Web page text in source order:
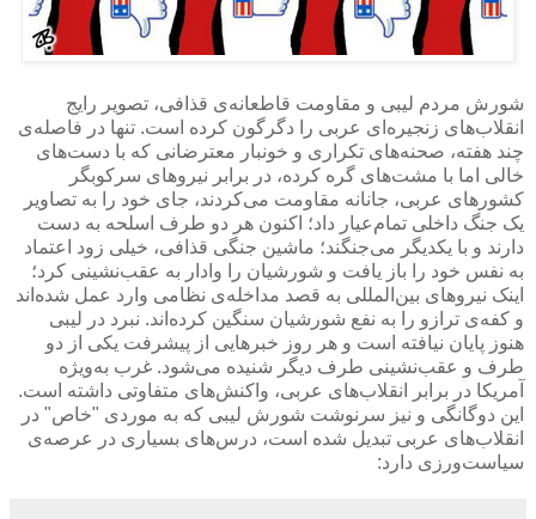
شورش مردم لیبی و مقاومت قاطعانه‌ی قذافی، تصویر رایج
انقلاب‌های زنجیره‌ای عربی را دگرگون کرده است. تنها در فاصله‌ی
چند هفته، صحنه‌های تکراری و خونبار معترضانی که با دست‌های
خالی اما با مشت‌های گره کرده، در برابر نیروهای سرکوبگر
کشورهای عربی، جانانه مقاومت می‌کردند، جای خود را به تصاویر
یک جنگ داخلی تمام‌عیار داد؛ اکنون هر دو طرف اسلحه به دست
دارند و با یکدیگر می‌جنگند؛ ماشین جنگی قذافی، خیلی زود اعتماد
به نفس خود را باز یافت و شورشیان را وادار به عقب‌نشینی کرد؛
اینک نیروهای بین‌المللی به قصد مداخله‌ی نظامی وارد عمل شده‌اند
و کفه‌ی ترازو را به نفع شورشیان سنگین کرده‌اند. نبرد در لیبی
هنوز پایان نیافته است و هر روز خبرهایی از پیشرفت یکی از دو
طرف و عقب‌نشینی طرف دیگر شنیده می‌شود. غرب به‌ویژه
آمریکا در برابر انقلاب‌های عربی، واکنش‌های متفاوتی داشته است.
این دوگانگی و نیز سرنوشت شورش لیبی که به موردی "خاص" در
انقلاب‌های عربی تبدیل شده است، درس‌های بسیاری در عرصه‌ی
سیاست‌ورزی دارد: